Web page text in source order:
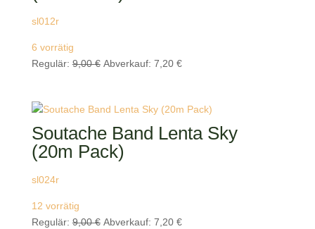
sl012r
6 vorrätig
Regulär: 9,00€ Ursprünglicher
9,00 €
Abverkauf: 7,20 €Aktueller
7,20 €.
Soutache Band Lenta Sky
(20m Pack)
sl024r
12 vorrätig
Regulär: 9,00€ Ursprünglicher
Abverkauf: 7,20 €Aktueller